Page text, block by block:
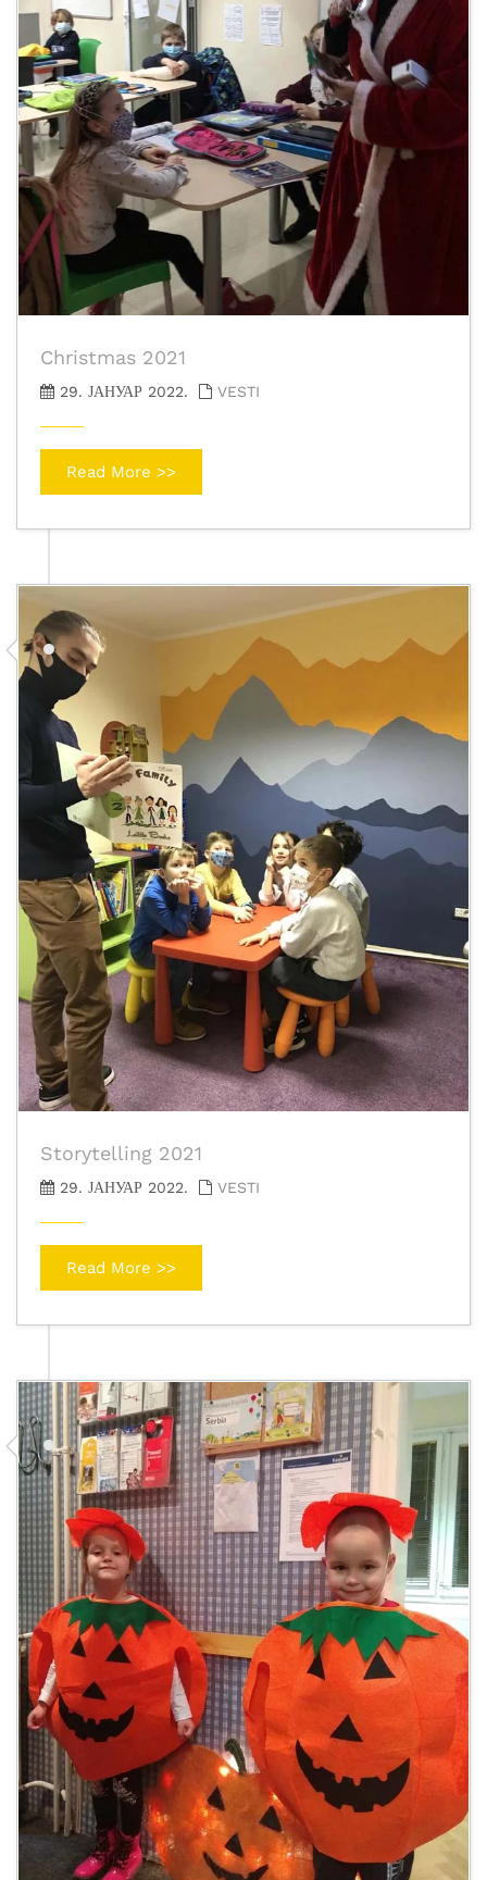
Christmas 2021
29. ЈАНУАР 2022. VESTI
Read More >>
Storytelling 2021
29. ЈАНУАР 2022. VESTI
Read More >>